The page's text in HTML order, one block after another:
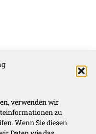
verwenden wir
zu
Wenn Sie diesen